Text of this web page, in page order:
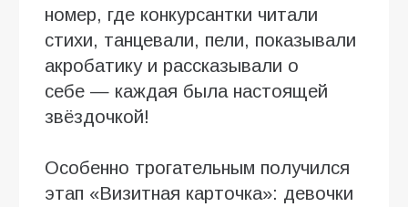
номер, где конкурсантки читали
стихи, танцевали, пели, показывали
акробатику и рассказывали о
себе — каждая была настоящей
звёздочкой!
Особенно трогательным получился
этап «Визитная карточка»: девочки